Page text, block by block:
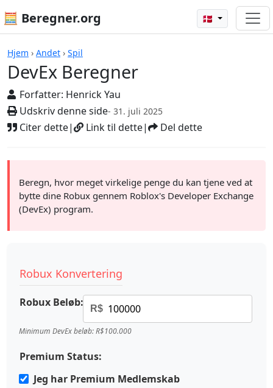
🧮 Beregner.org 🇩🇰
Hjem › Andet › Spil
DevEx Beregner
Forfatter: Henrick Yau
Udskriv denne side- 31. juli 2025
Citer dette| Link til dette| Del dette
DevEx Beregner
Beregn, hvor meget virkelige penge du kan tjene ved at
bytte dine Robux gennem Roblox's Developer Exchange
(DevEx) program.
Robux Konvertering
Robux Beløb: R$
Minimum DevEx beløb: R$100.000
Premium Status:
Jeg har Premium Medlemskab